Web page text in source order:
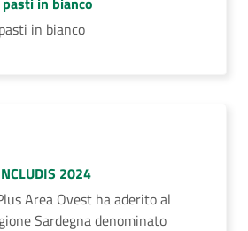
in bianco
2024
Area Ovest ha aderito al
Sardegna denominato